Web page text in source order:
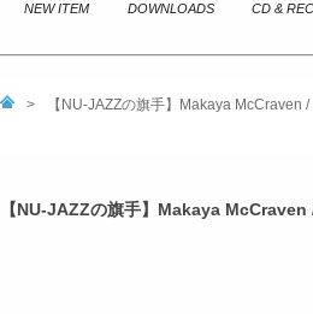
NEW ITEM DOWNLOADS CD &
> 【NU-JAZZの旗手】Makaya McCraven
【NU-JAZZの旗手】Makaya